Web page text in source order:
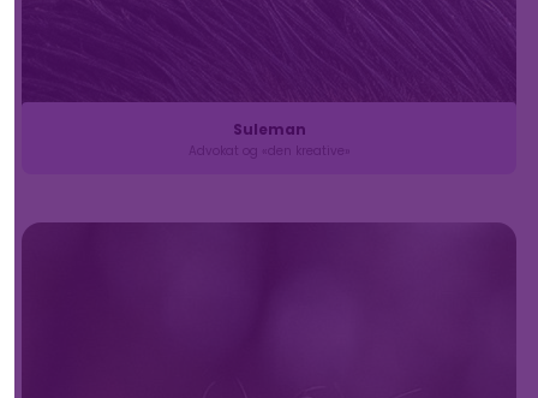
Suleman
Advokat og «den kreative»